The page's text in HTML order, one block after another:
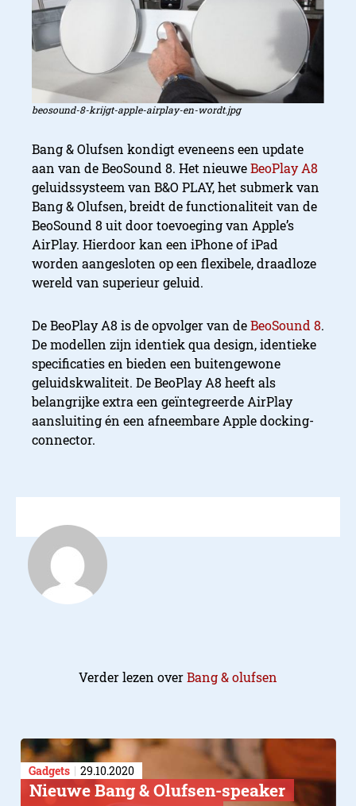
beosound-8-krijgt-apple-airplay-en-wordt.jpg
Bang & Olufsen kondigt eveneens een update
aan van de BeoSound 8. Het nieuweBeoPlay A8
geluidssysteem van B&O PLAY, het submerk van
Bang & Olufsen, breidt de functionaliteit van de
BeoSound 8 uit door toevoeging van Apple’s
AirPlay. Hierdoor kan een iPhone of iPad
worden aangesloten op een flexibele, draadloze
wereld van superieur geluid.
De BeoPlay A8 is de opvolger van deBeoSound 8.
De modellen zijn identiek qua design, identieke
specificaties en bieden een buitengewone
geluidskwaliteit. De BeoPlay A8 heeft als
belangrijke extra een geïntegreerde AirPlay
aansluiting én een afneembare Apple docking-
connector.
Verder lezen overBang & olufsen
Gadgets 29.10.2020
​Nieuwe Bang & Olufsen-speaker